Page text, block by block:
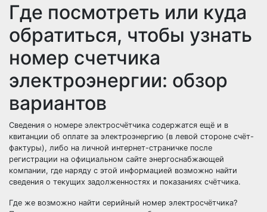
Где посмотреть или куда
обратиться, чтобы узнать
номер счетчика
электроэнергии: обзор
вариантов
Сведения о номере электросчётчика содержатся ещё и в
квитанции об оплате за электроэнергию (в левой стороне счёт-
фактуры), либо на личной интернет-страничке после
регистрации на официальном сайте энергоснабжающей
компании, где наряду с этой информацией возможно найти
сведения о текущих задолженностях и показаниях счётчика.
Где же возможно найти серийный номер электросчётчика?